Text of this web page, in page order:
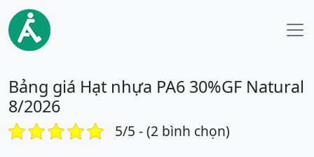
Bảng giá Hạt nhựa PA6 30%GF Natural
8/2026
5/5 - (2 bình chọn)